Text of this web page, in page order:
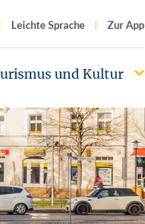
Leichte Sprache Zur App
und Kultur